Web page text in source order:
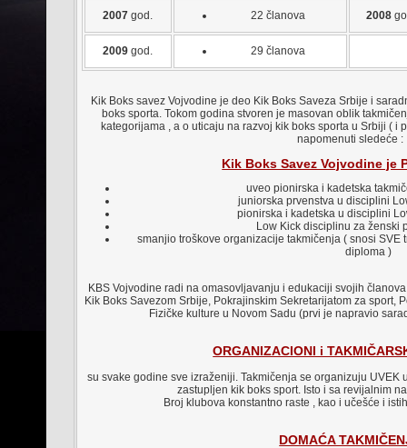
2007 god. 22 članova 2008
2009 god. 29 članova
Kik Boks savez Vojvodine je deo Kik Boks Saveza Srbije i
boks sporta. Tokom godina stvoren je masovan oblik
kategorijama , a o uticaju na razvoj kik boks sporta u Srbiji ( i
napomenuti sledeće :
Kik Boks Savez Vojvodine je
uveo pionirska i kadetska
juniorska prvenstva u disciplini
pionirska i kadetska u disciplini
Low Kick disciplinu za ženski
smanjio troškove organizacije takmičenja ( snosi
diploma )
KBS Vojvodine radi na omasovljavanju i edukaciji svojih
Kik Boks Savezom Srbije, Pokrajinskim Sekretarijatom za sport,
Fizičke kulture u Novom Sadu (prvi je napravio
ORGANIZACIONI i
su svake godine sve izraženiji. Takmičenja se organizuju UVEK
zastupljen kik boks sport. Isto i sa revijalnim
Broj klubova konstantno raste , kao i učešće i
DOMAĆA